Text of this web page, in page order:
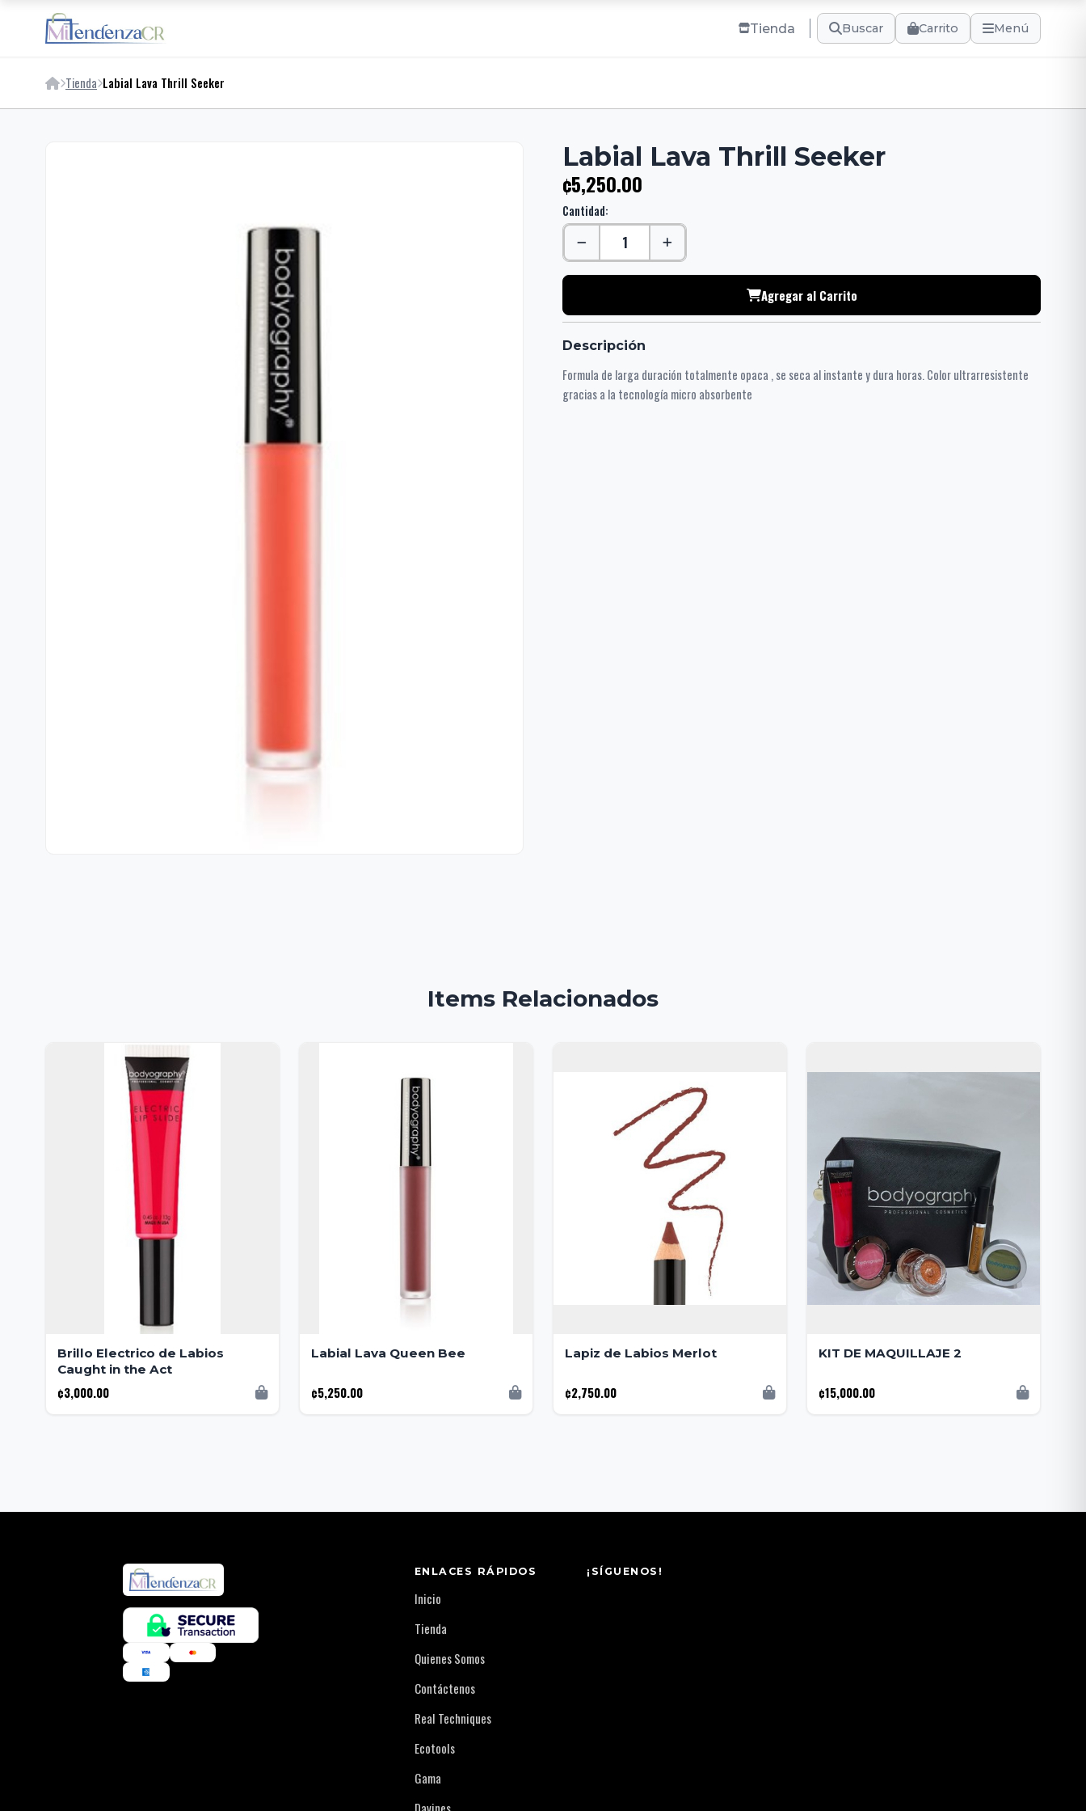
Tienda Buscar Carrito Menú
Tienda Labial Lava Thrill Seeker
Labial Lava Thrill Seeker
¢5,250.00
Cantidad:
Agregar al Carrito
Descripción
Formula de larga duración totalmente opaca , se seca al instante y dura horas. Color ultrarresistente
gracias a la tecnología micro absorbente
Items Relacionados
Brillo Electrico de Labios
Caught in the Act
¢3,000.00
Labial Lava Queen Bee
¢5,250.00
Lapiz de Labios Merlot
¢2,750.00
KIT DE MAQUILLAJE 2
¢15,000.00
ENLACES RÁPIDOS
Inicio
Tienda
Quienes Somos
Contáctenos
Real Techniques
Ecotools
Gama
¡SÍGUENOS!